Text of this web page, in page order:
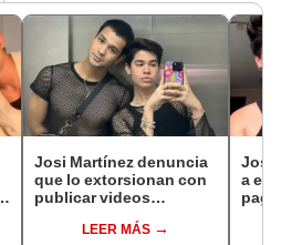
Josi Martínez denuncia
que lo extorsionan con
publicar videos
“Una pesadilla”
LEER MÁS
Josi
a